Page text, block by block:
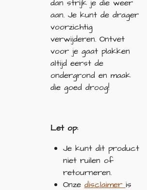
dan strijk je die weer
aan. Je kunt de drager
voorzichtig
verwijderen. Ontvet
voor je gaat plakken
altijd eerst de
ondergrond en maak
die goed droog!
Let op:
Je kunt dit product
niet ruilen of
retourneren.
Onze disclaimer is